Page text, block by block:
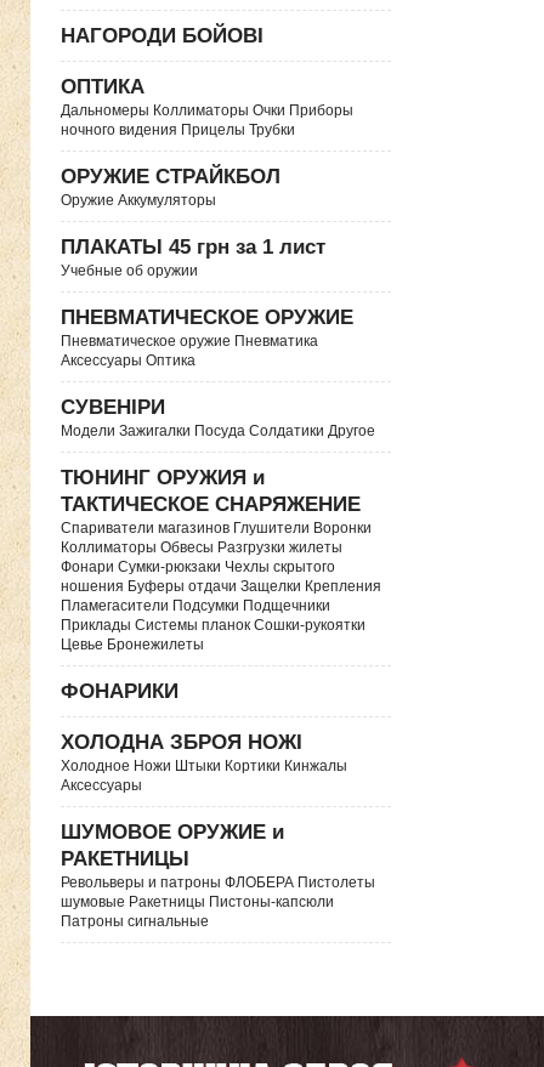
НАГОРОДИ БОЙОВІ
ОПТИКА
Дальномеры Коллиматоры Очки Приборы
ночного видения Прицелы Трубки
ОРУЖИЕ СТРАЙКБОЛ
Оружие Аккумуляторы
ПЛАКАТЫ 45 грн за 1 лист
Учебные об оружии
ПНЕВМАТИЧЕСКОЕ ОРУЖИЕ
Пневматическое оружие Пневматика
Аксессуары Оптика
СУВЕНІРИ
Модели Зажигалки Посуда Солдатики Другое
ТЮНИНГ ОРУЖИЯ и
ТАКТИЧЕСКОЕ СНАРЯЖЕНИЕ
Спариватели магазинов Глушители Воронки
Коллиматоры Обвесы Разгрузки жилеты
Фонари Сумки-рюкзаки Чехлы скрытого
ношения Буферы отдачи Защелки Крепления
Пламегасители Подсумки Подщечники
Приклады Системы планок Сошки-рукоятки
Цевье Бронежилеты
ФОНАРИКИ
ХОЛОДНА ЗБРОЯ НОЖІ
Холодное Ножи Штыки Кортики Кинжалы
Аксессуары
ШУМОВОЕ ОРУЖИЕ и
РАКЕТНИЦЫ
Револьверы и патроны ФЛОБЕРА Пистолеты
шумовые Ракетницы Пистоны-капсюли
Патроны сигнальные